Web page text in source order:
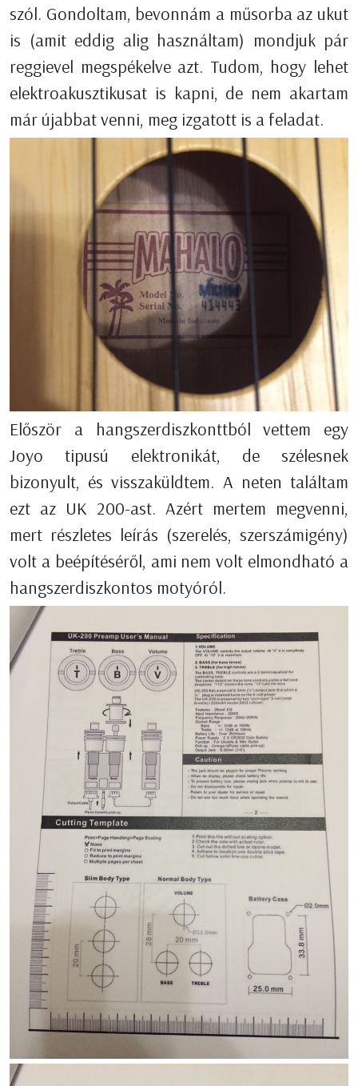
szól. Gondoltam, bevonnám a műsorba az ukut
is (amit eddig alig használtam) mondjuk pár
reggievel megspékelve azt. Tudom, hogy lehet
elektroakusztikusat is kapni, de nem akartam
már újabbat venni, meg izgatott is a feladat.
Először a hangszerdiszkonttból vettem egy
Joyo tipusú elektronikát, de szélesnek
bizonyult, és visszaküldtem. A neten találtam
ezt az UK 200-ast. Azért mertem megvenni,
mert részletes leírás (szerelés, szerszámigény)
volt a beépítéséről, ami nem volt elmondható a
hangszerdiszkontos motyóról.